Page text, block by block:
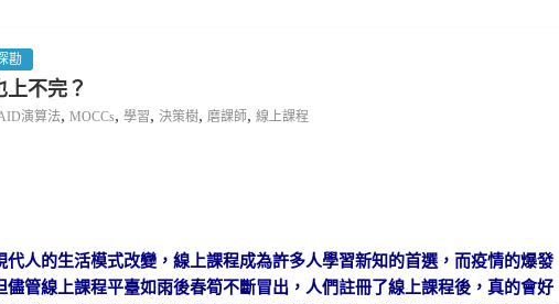
勘
不完？
演算法, MOCCs, 學習, 決策樹, 磨課師, 線上課程
人的生活模式改變，線上課程成為許多人學習新知的首選，而疫情的爆發
管線上課程平臺如雨後春筍不斷冒出，人們註冊了線上課程後，真的會好